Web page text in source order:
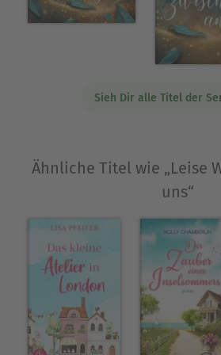
mehr so richtig losgelassen.
Andrea liebt neben dem
über alles, die Schweizer Berge,
Sieh Dir alle Titel der
Ähnliche Titel wie „Leise
uns“